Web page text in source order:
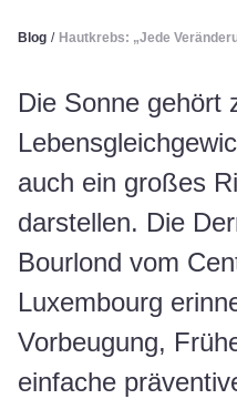
Blog / Hautkrebs: „Jede
Die Sonne gehört
auch ein großes
darstellen. Die
Bourlond vom
Luxembourg
Vorbeugung,
einfache